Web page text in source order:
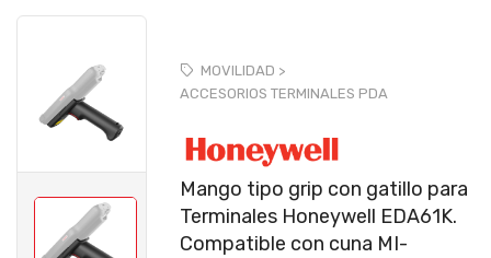
MOVILIDAD >
ACCESORIOS TERMINALES PDA
Mango tipo grip con gatillo para
Terminales Honeywell EDA61K.
Compatible con cuna MI-